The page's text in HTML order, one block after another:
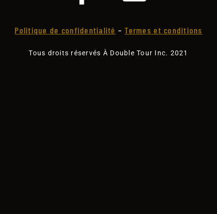
Politique de confidentialité –Termes et conditions
Tous droits réservés À Double Tour Inc. 2021